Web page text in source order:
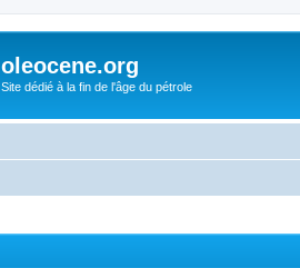
oleocene.org
Site dédié à la fin de l'âge du pétrole